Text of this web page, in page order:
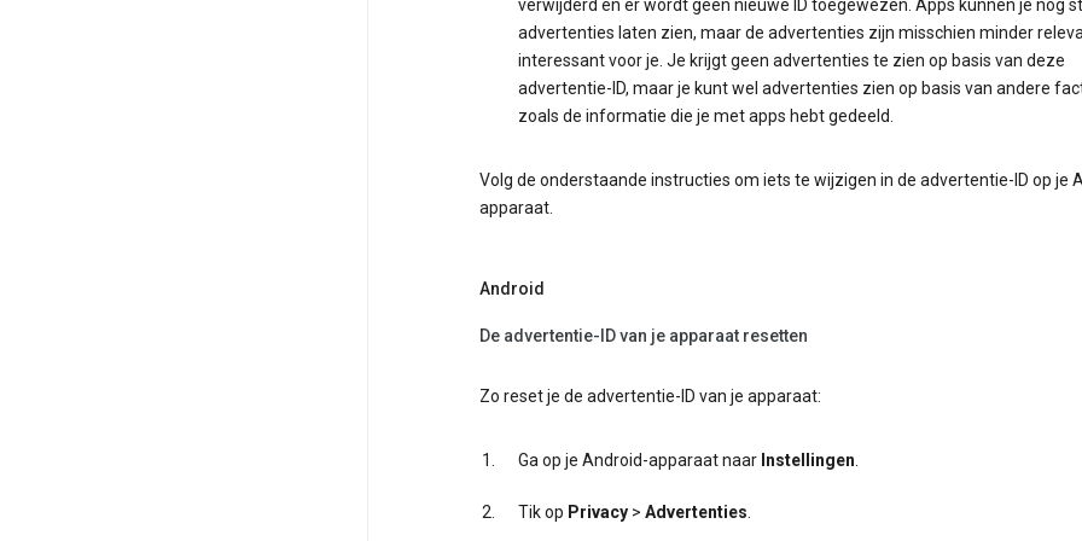
verwijderd en er wordt geen nieuwe ID toegewezen. Apps kunnen je nog
advertenties laten zien, maar de advertenties zijn misschien minder
interessant voor je. Je krijgt geen advertenties te zien op basis van deze
advertentie-ID, maar je kunt wel advertenties zien op basis van andere
zoals de informatie die je met apps hebt gedeeld.
Volg de onderstaande instructies om iets te wijzigen in de advertentie-ID op je
apparaat.
Android
De advertentie-ID van je apparaat resetten
Zo reset je de advertentie-ID van je apparaat:
Ga op je Android-apparaat naar Instellingen.
Tik op Privacy> Advertenties.